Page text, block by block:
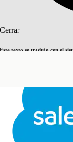
Cerrar
Este texto se tradujo con el
Cerrar Cerrar